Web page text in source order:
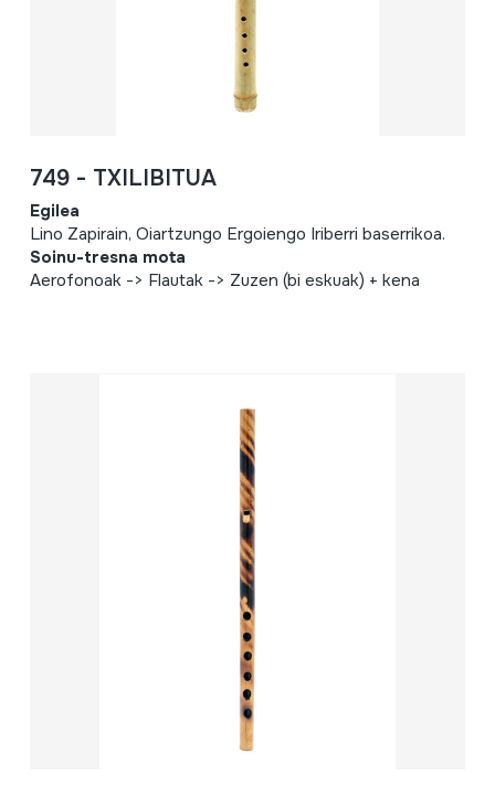
749 - TXILIBITUA
Egilea
Lino Zapirain, Oiartzungo Ergoiengo Iriberri baserrikoa.
Soinu-tresna mota
Aerofonoak -> Flautak -> Zuzen (bi eskuak) + kena